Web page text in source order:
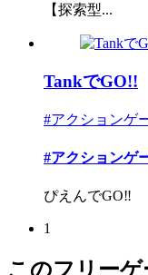
【探索型...
TankでGO!!
#アクションゲ
#アクションゲ
ぴえんでGO‼
1
このフリー